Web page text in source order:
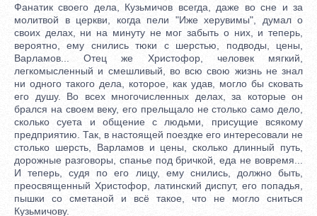
Фанатик своего дела, Кузьмичов всегда, даже во сне и за
молитвой в церкви, когда пели "Иже херувимы", думал о
своих делах, ни на минуту не мог забыть о них, и теперь,
вероятно, ему снились тюки с шерстью, подводы, цены,
Варламов... Отец же Христофор, человек мягкий,
легкомысленный и смешливый, во всю свою жизнь не знал
ни одного такого дела, которое, как удав, могло бы сковать
его душу. Во всех многочисленных делах, за которые он
брался на своем веку, его прельщало не столько само дело,
сколько суета и общение с людьми, присущие всякому
предприятию. Так, в настоящей поездке его интересовали не
столько шерсть, Варламов и цены, сколько длинный путь,
дорожные разговоры, спанье под бричкой, еда не вовремя...
И теперь, судя по его лицу, ему снились, должно быть,
преосвященный Христофор, латинский диспут, его попадья,
пышки со сметаной и всё такое, что не могло сниться
Кузьмичову.